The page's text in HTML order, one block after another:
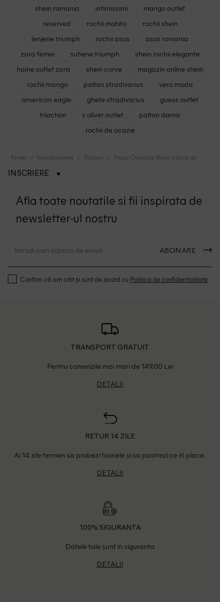
shein romania intimissimi
mango outlet
reserved
rochii mohito
rochii shein
lenjerie triumph
rochii asos
asos romania
zara femei
sutiene triumph
shein rochii elegante
haine outlet zara
shein curve
magazin online shein
rochii mango
palton stradivarius
vero moda
american eagle
ghete stradivarius
guess outlet
triaction
s oliver outlet
palton dama
rochii de ocazie
Femei Imbracaminte Tricouri Tricou Oversize River Island, gri
INSCRIERE
Afla toate noutatile si fii inspirata de
newsletter-ul nostru
ABONARE
Confirm că am citit și sunt de acord cu Politica de confidentialitate
TRANSPORT GRATUIT
Pentru comenzile mai mari de 149.00 Lei
DETALII
RETUR 14 ZILE
Ai 14 zile termen sa probezi hainele si sa pastrezi ce iti place.
DETALII
100% SIGURANTA
Datele tale sunt in siguranta
DETALII